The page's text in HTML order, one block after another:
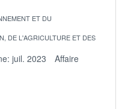
ET DU
DE L'AGRICULTURE ET DES
juil. 2023
Affaire